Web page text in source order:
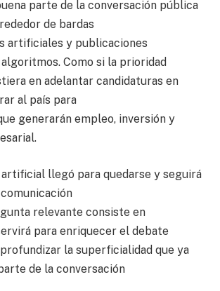
parte de la conversación pública
de bardas
artificiales y publicaciones
Como si la prioridad
en adelantar candidaturas en
al país para
generarán empleo, inversión y
llegó para quedarse y seguirá
relevante consiste en
para enriquecer el debate
la superficialidad que ya
de la conversación